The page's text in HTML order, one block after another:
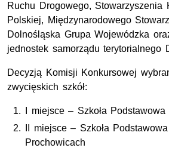
Ruchu Drogowego, Stowarzyszenia
Polskiej, Międzynarodowego
Dolnośląska Grupa Wojewódzka
jednostek samorządu
Decyzją Komisji Konkursowej
zwycięskich szkół:
I miejsce – Szkoła
II miejsce – Szkoła Podstawowa
Prochowicach